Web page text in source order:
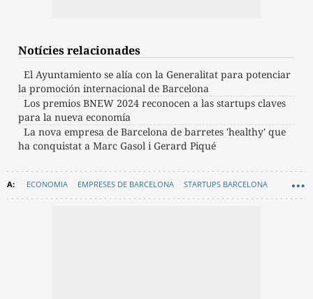
Notícies relacionades
El Ayuntamiento se alía con la Generalitat para potenciar
la promoción internacional de Barcelona
Los premios BNEW 2024 reconocen a las startups claves
para la nueva economía
La nova empresa de Barcelona de barretes 'healthy' que
ha conquistat a Marc Gasol i Gerard Piqué
ECONOMIA EMPRESES DE BARCELONA STARTUPS BARCELONA